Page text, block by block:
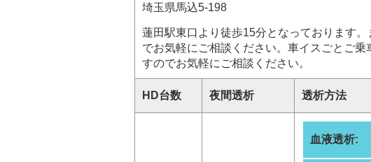
埼玉県馬込5-198
蓮田駅東口より徒歩15分となっております
でお気軽にご相談ください。車イスごとご
すのでお気軽にご相談ください。
HD台数 夜間透析 透析方法
血液透析: